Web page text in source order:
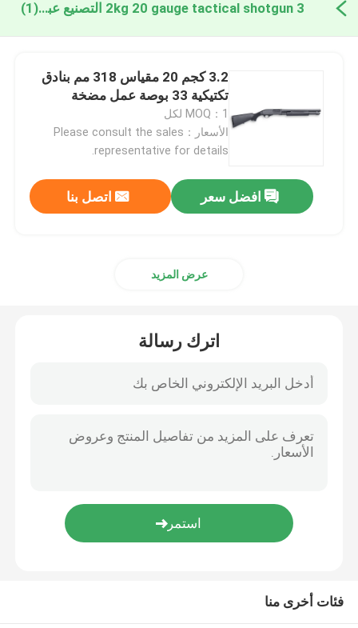
3 2kg 20 gauge tactical shotgun التصنيع عبر الإنترنت(1)
3.2 كجم 20 مقياس 318 مم بنادق
تكتيكية 33 بوصة عمل مضخة
MOQ：1 لكل
الأسعار：Please consult the sales
representative for details.
افضل سعر اتصل بنا
عرض المزيد
اترك رسالة
فئات أخرى منا